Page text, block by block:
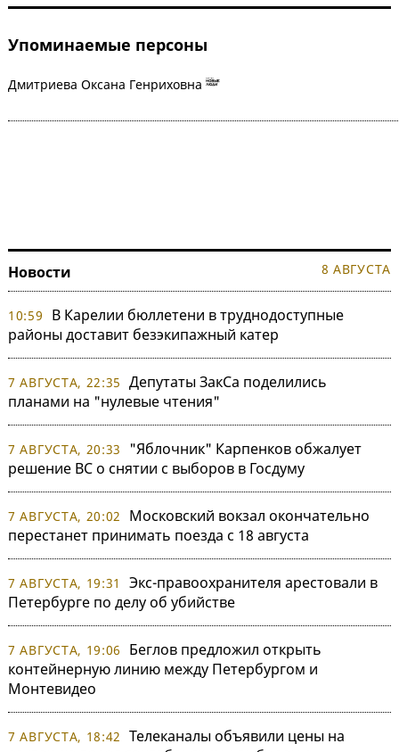
Упоминаемые персоны
Дмитриева Оксана Генриховна
Новости 8 АВГУСТА
10:59
В Карелии бюллетени в труднодоступные
районы доставит безэкипажный катер
7 АВГУСТА, 22:35 Депутаты ЗакСа поделились
планами на "нулевые чтения"
7 АВГУСТА, 20:33
"Яблочник" Карпенков обжалует
решение ВС о снятии с выборов в Госдуму
7 АВГУСТА, 20:02
Московский вокзал окончательно
перестанет принимать поезда с 18 августа
7 АВГУСТА, 19:31
Экс-правоохранителя арестовали в
Петербурге по делу об убийстве
7 АВГУСТА, 19:06
Беглов предложил открыть
контейнерную линию между Петербургом и
Монтевидео
7 АВГУСТА, 18:42 Телеканалы объявили цены на